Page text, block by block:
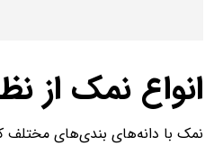
انواع نمک از
نمک با دانه‌های بندی‌های مختلف